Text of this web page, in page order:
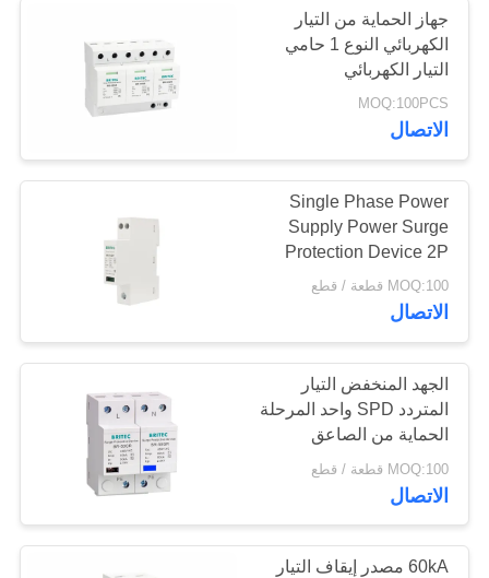
الخصوصية
جهاز الحماية من التيار
الكهربائي النوع 1 حامي
التيار الكهربائي
MOQ:100PCS
الاتصال
Single Phase Power
Supply Power Surge
Protection Device 2P
10KA Din Railfunction
gtElInit() {var lib = new
google.translate.TranslateService();lib.translatePage('en',
MOQ:100 قطعة / قطع
الاتصال
الجهد المنخفض التيار
المتردد SPD واحد المرحلة
الحماية من الصاعق
العاصفة المعتقلة CE
مرورا
MOQ:100 قطعة / قطع
الاتصال
60kA مصدر إيقاف التيار